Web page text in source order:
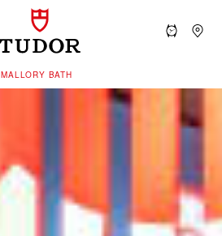
‭MALLORY BATH‬